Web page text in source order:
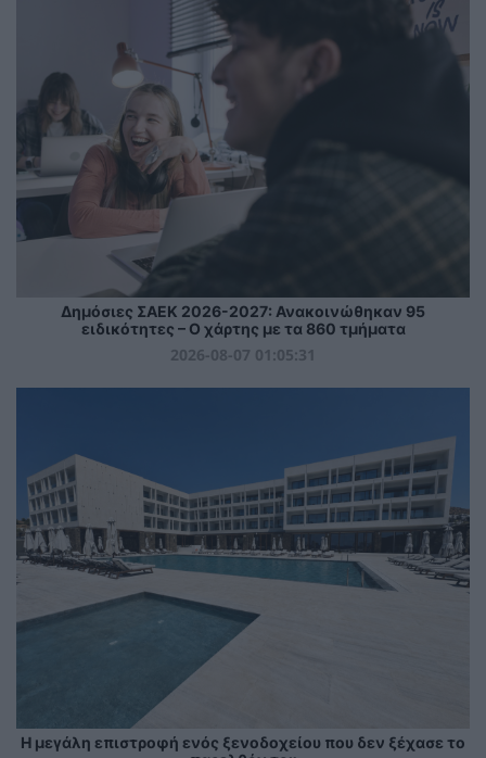
Δημόσιες ΣΑΕΚ 2026-2027: Ανακοινώθηκαν 95
ειδικότητες – Ο χάρτης με τα 860 τμήματα
2026-08-07 01:05:31
Η μεγάλη επιστροφή ενός ξενοδοχείου που δεν ξέχασε το